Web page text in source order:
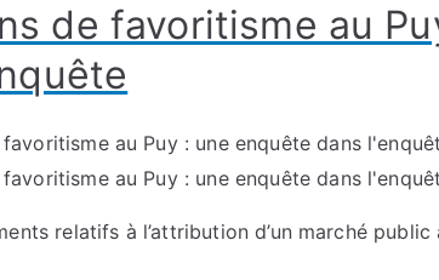
de favoritisme au
relatifs à l’attribution d’un marché